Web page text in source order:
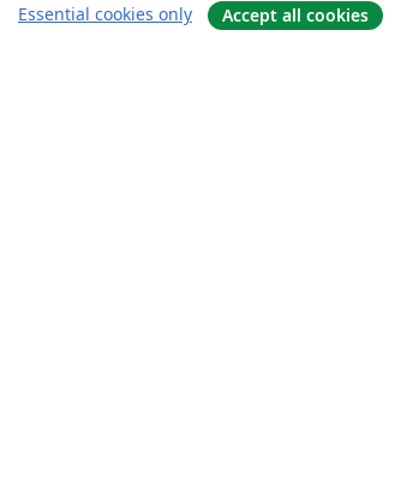
Essential cookies only Accept all cookies